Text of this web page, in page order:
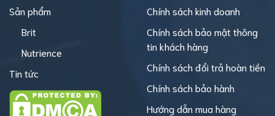
Sản phẩm
Brit
Nutrience
Tin tức
Chính sách kinh doanh
Chính sách bảo mật thông
tin khách hàng
Chính sách đổi trả hoàn tiền
Chính sách bảo hành
Hướng dẫn mua hàng